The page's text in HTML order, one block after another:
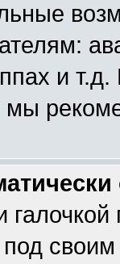
и
мы
галочкой
под